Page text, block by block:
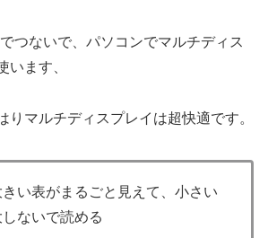
つないで、パソコンでマルチディス
います、
りマルチディスプレイは超快適です。
い表がまるごと見えて、小さい
ないで読める